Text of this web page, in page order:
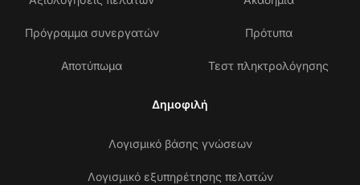
Πρόγραμμα συνεργατών
Αποτύπωμα
Πρότυπα
Τεστ πληκτρολόγησης
Δημοφιλή
Λογισμικό βάσης γνώσεων
Λογισμικό εξυπηρέτησης πελατών